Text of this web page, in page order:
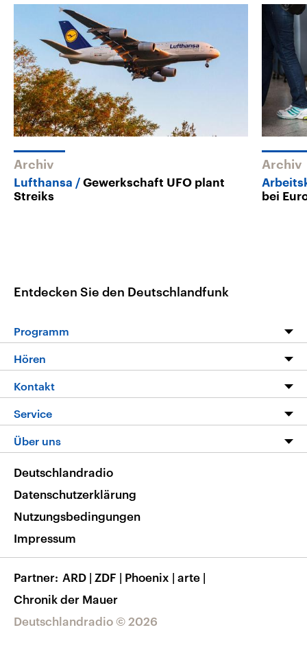
Archiv
Lufthansa
Gewerkschaft UFO plant
Streiks
Archiv
bei
Entdecken Sie den Deutschlandfunk
Programm
Programm
Die Nachrichten
Nachrichtenleicht
Neue Beiträge auf dlf.de
Hören
Livestream
Podcasts
Deutschlandfunk App
Nachrichten App
Frequenzen
Kontakt
Hörerservice
Service
FAQ
Veranstaltungen
Musikliste
RSS
Über uns
Barrierefreiheit
Deutschlandradio © 2026
Deutschlandradio
Datenschutzerklärung
Nutzungsbedingungen
Impressum
Partner ARD | ZDF | Phoenix | arte |
Chronik der Mauer